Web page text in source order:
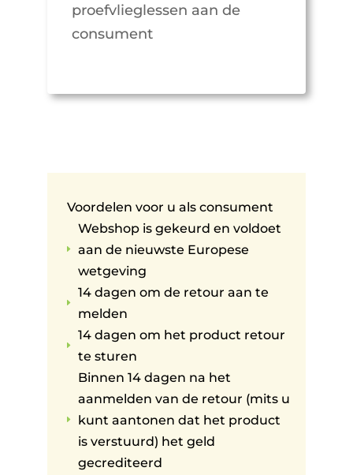
proefvlieglessen aan de
consument
Voordelen voor u als consument
E
Webshop is gekeurd en voldoet
aan de nieuwste Europese
wetgeving
E
14 dagen om de retour aan te
melden
E
14 dagen om het product retour
te sturen
E
Binnen 14 dagen na het
aanmelden van de retour (mits u
kunt aantonen dat het product
is verstuurd) het geld
gecrediteerd